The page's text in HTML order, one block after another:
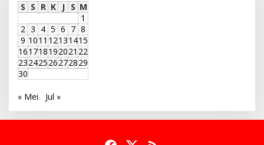
S S R K J S M
1
2 3 4 5 6 7 8
9 1011 12131415
161718192021 22
23242526272829
30
« Mei Jul »